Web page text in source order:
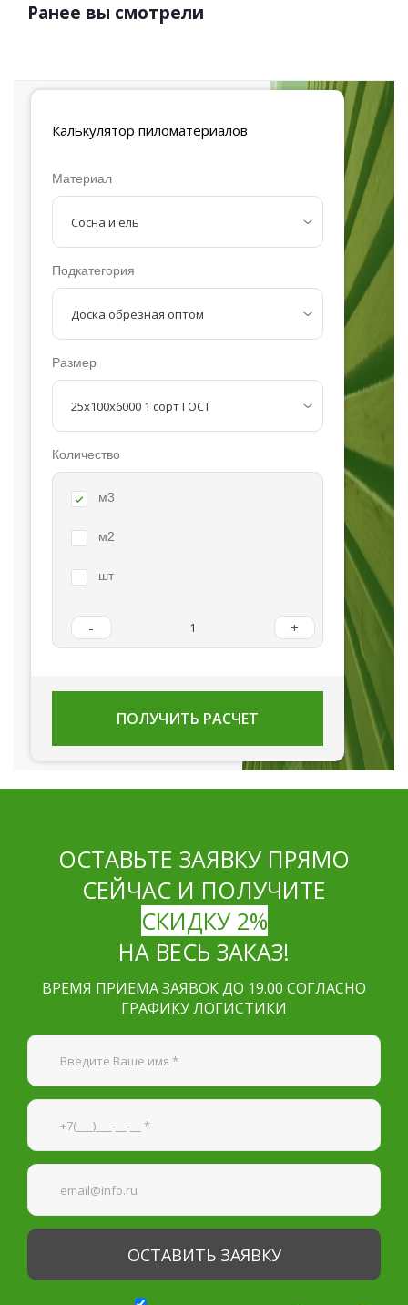
Ранее вы смотрели
Калькулятор пиломатериалов
Материал
Подкатегория
Размер
Количество
м3
м2
шт
- +
ПОЛУЧИТЬ РАСЧЕТ
Я согласен наобработку персональных данных
ОСТАВЬТЕ ЗАЯВКУ ПРЯМО
СЕЙЧАС И ПОЛУЧИТЕ
СКИДКУ 2%
НА ВЕСЬ ЗАКАЗ!
ВРЕМЯ ПРИЕМА ЗАЯВОК ДО 19.00 СОГЛАСНО
ГРАФИКУ ЛОГИСТИКИ